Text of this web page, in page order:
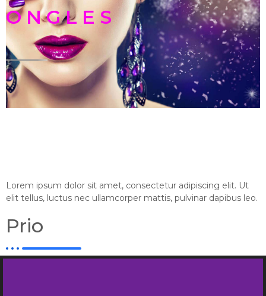
ONGLES
Lorem ipsum dolor sit amet, consectetur adipiscing elit. Ut
elit tellus, luctus nec ullamcorper mattis, pulvinar dapibus leo.
Prio